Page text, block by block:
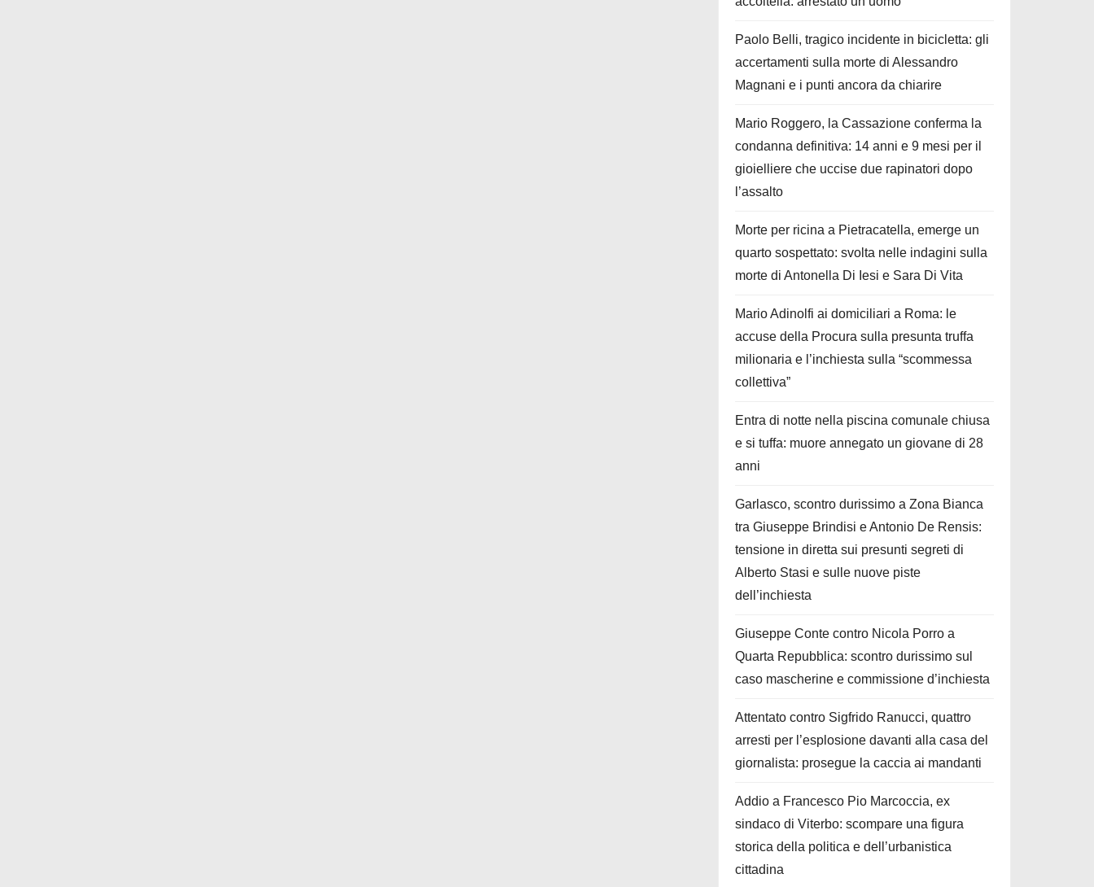
Paolo Belli, tragico incidente in bicicletta: gli
accertamenti sulla morte di Alessandro
Magnani e i punti ancora da chiarire
Mario Roggero, la Cassazione conferma la
condanna definitiva: 14 anni e 9 mesi per il
gioielliere che uccise due rapinatori dopo
l’assalto
Morte per ricina a Pietracatella, emerge un
quarto sospettato: svolta nelle indagini sulla
morte di Antonella Di Iesi e Sara Di Vita
Mario Adinolfi ai domiciliari a Roma: le
accuse della Procura sulla presunta truffa
milionaria e l’inchiesta sulla “scommessa
collettiva”
Entra di notte nella piscina comunale chiusa
e si tuffa: muore annegato un giovane di 28
anni
Garlasco, scontro durissimo a Zona Bianca
tra Giuseppe Brindisi e Antonio De Rensis:
tensione in diretta sui presunti segreti di
Alberto Stasi e sulle nuove piste
dell’inchiesta
Giuseppe Conte contro Nicola Porro a
Quarta Repubblica: scontro durissimo sul
caso mascherine e commissione d’inchiesta
Attentato contro Sigfrido Ranucci, quattro
arresti per l’esplosione davanti alla casa del
giornalista: prosegue la caccia ai mandanti
Addio a Francesco Pio Marcoccia, ex
sindaco di Viterbo: scompare una figura
storica della politica e dell’urbanistica
cittadina